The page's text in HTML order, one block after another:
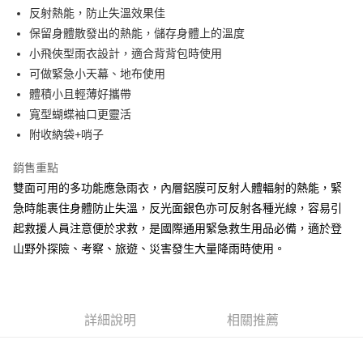
Google Pay
全盈+PAY
大哥付你分期
相關說明
【大哥付你分期使用說明】
1.本服務由台灣大哥大提供，台灣大哥大用戶可立即使用無須另外申請。
2.付款方式選擇「大哥付你分期」，訂單成立後會自動跳轉到大哥付的交易
成交易。
3.實際核准額度、可分期數及費用金額請依後續交易確認頁面所載為準。
4.訂單成立30分鐘內，如未前往確認交易或遇審核未通過，訂單將自動取
消。如遇「轉專審核」未通過狀況，表示未達大哥付你分期系統評分，恕無
法說明評估內容。
1.分期款項不併入電信帳單，「大哥付你分期」於每月結算日後寄送繳費提
AFTEE先享後付
相關說明
AFTEE先享後付是「在收到商品之後才付款」的支付方式。 讓您購物簡單
便利好安心！
１．簡單：不需註冊會員、不需綁卡、不需儲值。
２．便利：只要手機號碼，簡訊認證，即可結帳。
３．安心：先確認商品／服務後，再付款。
３．收到繳費通知簡訊後14天內，點擊此簡訊中的連結，可透過四大超商／
ATM付款
貨到付款
反射熱能，防止失溫效果佳
保留身體散發出的熱能，儲存身體上的溫度
小飛俠型雨衣設計，適合背背包時使用
可做緊急小天幕、地布使用
體積小且輕薄好攜帶
寬型蝴蝶袖口更靈活
附收納袋+哨子
銷售重點
雙面可用的多功能應急雨衣，內層鋁膜可反射人體輻射的熱能，緊
急時能裹住身體防止失溫，反光面銀色亦可反射各種光線，容易引
起救援人員注意便於求救，是國際通用緊急救生用品必備，適於登
山野外探險、考察、旅遊、災害發生大量降雨時使用。
詳細說明 相關推薦